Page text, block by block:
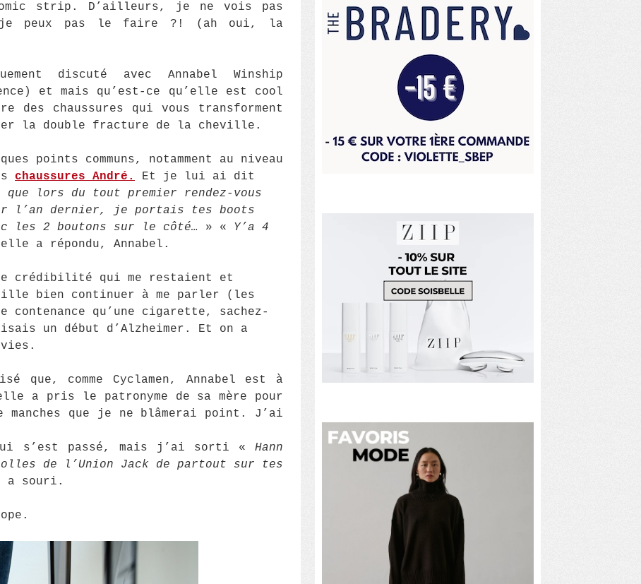
strip. D’ailleurs, je ne vois pas
je peux pas le faire ?! (ah oui, la
discuté avec Annabel Winship
et mais qu’est-ce qu’elle est cool
des chaussures qui vous transforment
la double fracture de la cheville.
points communs, notamment au niveau
chaussures André.
Et je lui ai dit
lors du tout premier rendez-vous
l’an dernier, je portais tes boots
les 2 boutons sur le côté… » « Y’a 4
a répondu, Annabel.
crédibilité qui me restaient et
bien continuer à me parler (les
contenance qu’une cigarette, sachez-
un début d’Alzheimer. Et on a
comme Cyclamen, Annabel est à
a pris le patronyme de sa mère pour
que je ne blâmerai point. J’ai
s’est passé, mais j’ai sorti « Hann
de l’Union Jack de partout sur tes
a souri.